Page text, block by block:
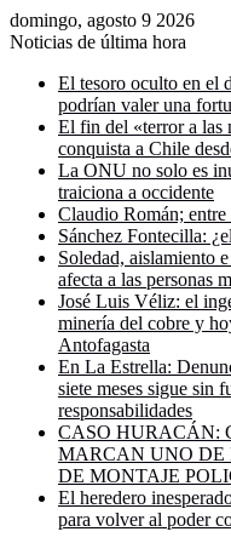
domingo, agosto 9 2026
Noticias de última hora
El tesoro oculto en el
podrían valer una
El fin del «terror a las
conquista a Chile
La ONU no solo es
traiciona a occidente
Claudio Román; entre
Sánchez Fontecilla:
Soledad, aislamiento
afecta a las personas
José Luis Véliz: el
minería del cobre y
Antofagasta
En La Estrella:
siete meses sigue sin
responsabilidades
CASO HURACÁN:
MARCAN UNO DE
DE MONTAJE
El heredero
para volver al poder